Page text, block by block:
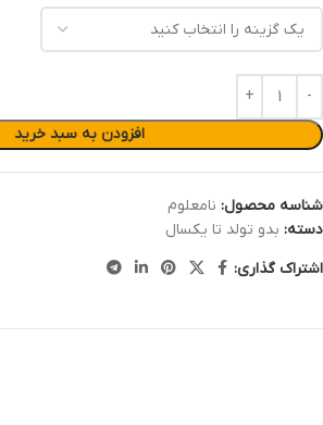
افزودن به سبد خرید
شناسه محصول: نامعلوم
دسته: بدو تولد تا یکسال
اشتراک گذاری: